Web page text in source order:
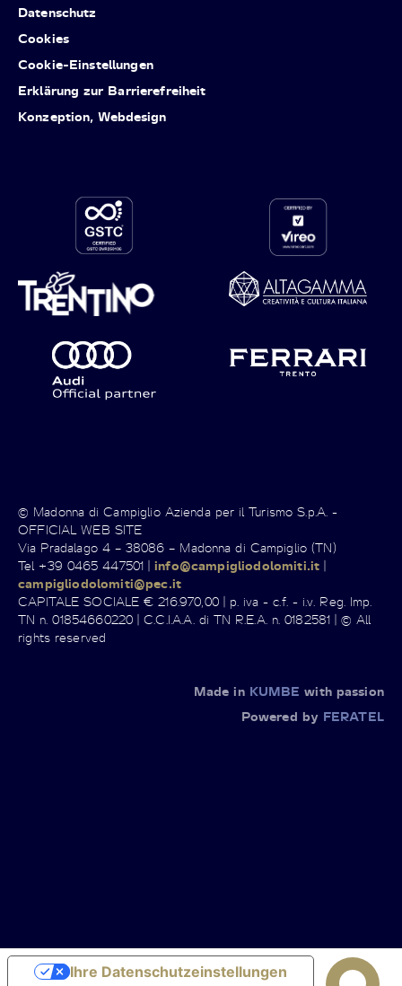
Datenschutz
Cookies
Cookie-Einstellungen
Erklärung zur Barrierefreiheit
Konzeption, Webdesign
© Madonna di Campiglio Azienda per il Turismo S.p.A. -
OFFICIAL WEB SITE
Via Pradalago 4 – 38086 – Madonna di Campiglio (TN)
Tel +39 0465 447501 |info@campigliodolomiti.it |
campigliodolomiti@pec.it
CAPITALE SOCIALE € 216.970,00 | p. iva - c.f. - i.v. Reg. Imp.
TN n. 01854660220 | C.C.I.A.A. di TN R.E.A. n. 0182581 | © All
rights reserved
Made in KUMBE with passion
Powered by FERATEL
Ihre Datenschutzeinstellungen